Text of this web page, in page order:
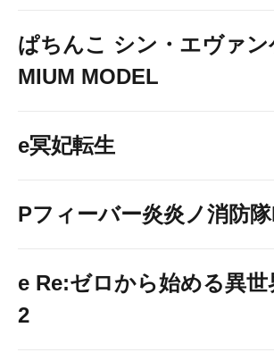
ぱちんこ シン・エヴァ
MIUM MODEL
e冥妃転生
Pフィーバー炎炎ノ消防
e Re:ゼロから始める異
2